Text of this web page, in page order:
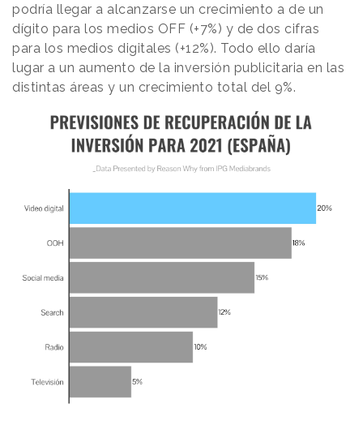
podría llegar a alcanzarse un crecimiento a de un
dígito para los medios OFF (+7%) y de dos cifras
para los medios digitales (+12%). Todo ello daría
lugar a un aumento de la inversión publicitaria en las
distintas áreas y un crecimiento total del 9%.